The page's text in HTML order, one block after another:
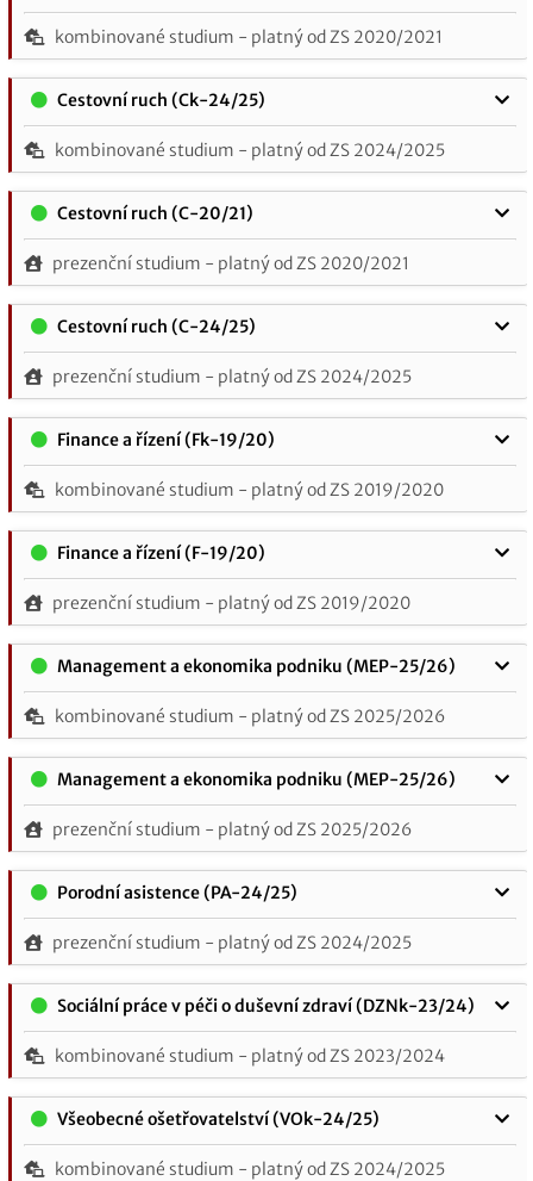
kombinované studium - platný od ZS 2020/2021
Cestovní ruch (Ck-24/25)
kombinované studium - platný od ZS 2024/2025
Cestovní ruch (C-20/21)
prezenční studium - platný od ZS 2020/2021
Cestovní ruch (C-24/25)
prezenční studium - platný od ZS 2024/2025
Finance a řízení (Fk-19/20)
kombinované studium - platný od ZS 2019/2020
Finance a řízení (F-19/20)
prezenční studium - platný od ZS 2019/2020
Management a ekonomika podniku (MEP-25/26)
kombinované studium - platný od ZS 2025/2026
Management a ekonomika podniku (MEP-25/26)
prezenční studium - platný od ZS 2025/2026
Porodní asistence (PA-24/25)
prezenční studium - platný od ZS 2024/2025
Sociální práce v péči o duševní zdraví (DZNk-23/24)
kombinované studium - platný od ZS 2023/2024
Všeobecné ošetřovatelství (VOk-24/25)
kombinované studium - platný od ZS 2024/2025